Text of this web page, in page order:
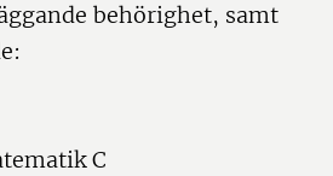
behörighet, samt
C